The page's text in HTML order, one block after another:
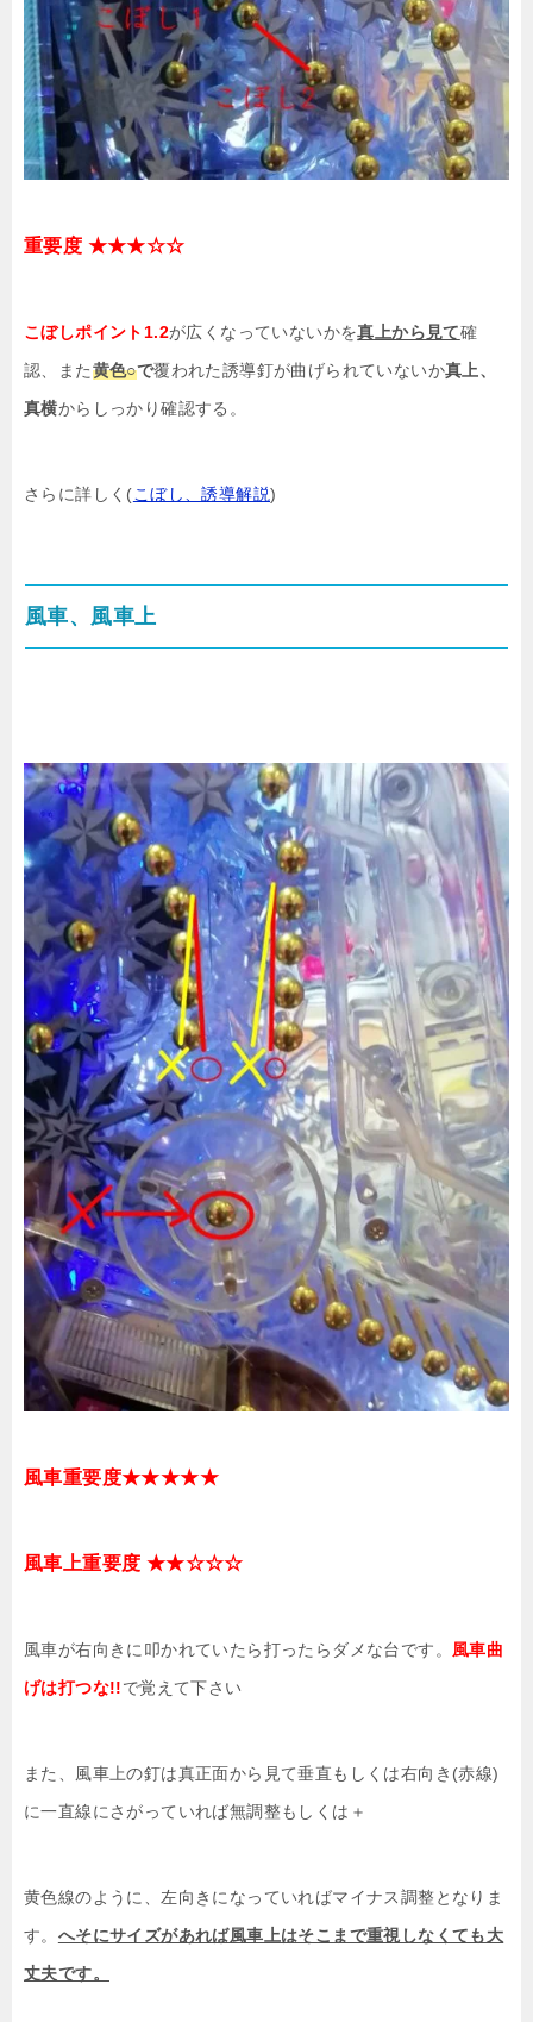
重要度 ★★★☆☆
こぼしポイント1.2が広くなっていないかを真上から見て確
認、また黄色○で覆われた誘導釘が曲げられていないか真上、
真横からしっかり確認する。
さらに詳しく(こぼし、誘導解説)
風車、風車上
風車重要度★★★★★
風車上重要度 ★★☆☆☆
風車が右向きに叩かれていたら打ったらダメな台です。 風車曲
げは打つな!!で覚えて下さい
また、風車上の釘は真正面から見て垂直もしくは右向き(赤線)
に一直線にさがっていれば無調整もしくは＋
黄色線のように、左向きになっていればマイナス調整となりま
す。 へそにサイズがあれば風車上はそこまで重視しなくても大
丈夫です。